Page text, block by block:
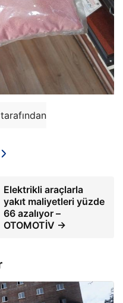
Elektrikli araçlarla
yakıt maliyetleri yüzde
66 azalıyor –
OTOMOTİV →